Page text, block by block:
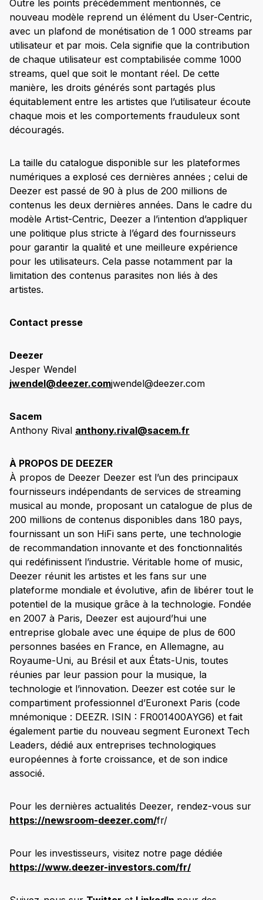
Outre les points précédemment mentionnés, ce
nouveau modèle reprend un élément du User-Centric,
avec un plafond de monétisation de 1 000 streams par
utilisateur et par mois. Cela signifie que la contribution
de chaque utilisateur est comptabilisée comme 1000
streams, quel que soit le montant réel. De cette
manière, les droits générés sont partagés plus
équitablement entre les artistes que l’utilisateur écoute
chaque mois et les comportements frauduleux sont
découragés.
La taille du catalogue disponible sur les plateformes
numériques a explosé ces dernières années ; celui de
Deezer est passé de 90 à plus de 200 millions de
contenus les deux dernières années. Dans le cadre du
modèle Artist-Centric, Deezer a l’intention d’appliquer
une politique plus stricte à l’égard des fournisseurs
pour garantir la qualité et une meilleure expérience
pour les utilisateurs. Cela passe notamment par la
limitation des contenus parasites non liés à des
artistes.
Contact presse
Deezer
Jesper Wendel
jwendel@deezer.comjwendel@deezer.com
Sacem
Anthony Rival anthony.rival@sacem.fr
À PROPOS DE DEEZER
À propos de Deezer Deezer est l’un des principaux
fournisseurs indépendants de services de streaming
musical au monde, proposant un catalogue de plus de
200 millions de contenus disponibles dans 180 pays,
fournissant un son HiFi sans perte, une technologie
de recommandation innovante et des fonctionnalités
qui redéfinissent l’industrie. Véritable home of music,
Deezer réunit les artistes et les fans sur une
plateforme mondiale et évolutive, afin de libérer tout le
potentiel de la musique grâce à la technologie. Fondée
en 2007 à Paris, Deezer est aujourd’hui une
entreprise globale avec une équipe de plus de 600
personnes basées en France, en Allemagne, au
Royaume-Uni, au Brésil et aux États-Unis, toutes
réunies par leur passion pour la musique, la
technologie et l’innovation. Deezer est cotée sur le
compartiment professionnel d’Euronext Paris (code
mnémonique : DEEZR. ISIN : FR001400AYG6) et fait
également partie du nouveau segment Euronext Tech
Leaders, dédié aux entreprises technologiques
européennes à forte croissance, et de son indice
associé.
Pour les dernières actualités Deezer, rendez-vous sur
https://newsroom-deezer.com/fr/
Pour les investisseurs, visitez notre page dédiée
https://www.deezer-investors.com/fr/